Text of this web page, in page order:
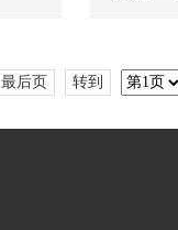
最后页 转到